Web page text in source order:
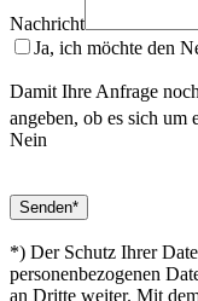
Nachricht
Ja, ich möchte den
Damit Ihre Anfrage
angeben, ob es sich um
Nein
*) Der Schutz Ihrer
personenbezogenen
an Dritte weiter. Mit